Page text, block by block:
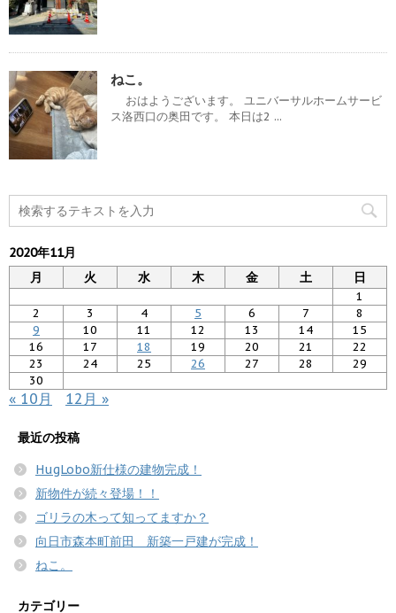
ねこ。
おはようございます。 ユニバーサルホームサービ
ス洛西口の奥田です。 本日は2 ...
2020年11月
月
火 水 木 金 土 日
1
2
3 4 5 6 7
8
9
10 11 12 13 14
15
16
17 18 19 20 21
22
23
24 25 26 27 28
29
30
« 10月 12月 »
最近の投稿
HugLobo新仕様の建物完成！
新物件が続々登場！！
ゴリラの木って知ってますか？
向日市森本町前田 新築一戸建が完成！
ねこ。
カテゴリー